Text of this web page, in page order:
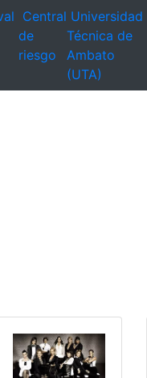
Central
de
riesgo
Universidad
Técnica de
Ambato
(UTA)